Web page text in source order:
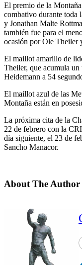
El premio de la
combativo durante toda
y Jonathan Malte
también fue para el
ocasión por Ole Theiler
El maillot amarillo de
Theiler, que acumula
Heidemann a 54
El maillot azul de las
Montaña están en
La próxima cita de la
22 de febrero con la
día siguiente, el 23 de
Sancho Manacor.
About The Author